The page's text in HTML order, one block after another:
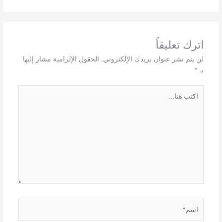
اترك تعليقاً
لن يتم نشر عنوان بريدك الإلكتروني. الحقول الإلزامية مشار إليها
بـ *
هنا...